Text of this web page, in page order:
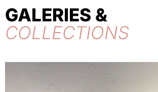
GALERIES &
COLLECTIONS